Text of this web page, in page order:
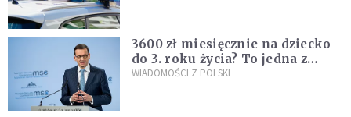
3600 zł miesięcznie na dziecko
do 3. roku życia? To jedna z
propozycji programu "Rozwój
WIADOMOŚCI Z POLSKI